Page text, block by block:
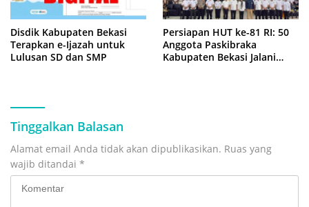
Disdik Kabupaten Bekasi
Terapkan e-Ijazah untuk
Lulusan SD dan SMP
Persiapan HUT ke-81 RI: 50
Anggota Paskibraka
Kabupaten Bekasi Jalani
Tinggalkan Balasan
Alamat email Anda tidak akan dipublikasikan. Ruas yang
wajib ditandai *